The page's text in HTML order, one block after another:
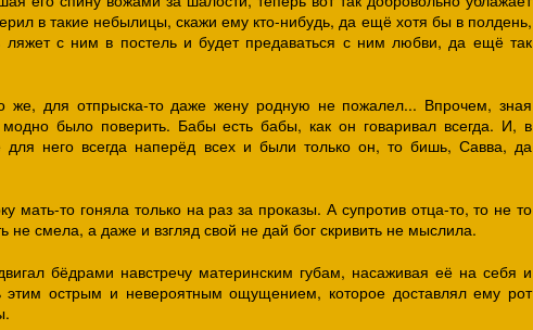
в такие небылицы, скажи ему кто-нибудь, да ещё хотя бы в полдень,
ляжет с ним в постель и будет предаваться с ним любви, да ещё так
же, для отпрыска-то даже жену родную не пожалел... Впрочем, зная
было поверить. Бабы есть бабы, как он говаривал всегда. И, в
него всегда наперёд всех и были только он, то бишь, Савва, да
мать-то гоняла только на раз за проказы. А супротив отца-то, то не то
не смела, а даже и взгляд свой не дай бог скривить не мыслила.
бёдрами навстречу материнским губам, насаживая её на себя и
этим острым и невероятным ощущением, которое доставлял ему рот